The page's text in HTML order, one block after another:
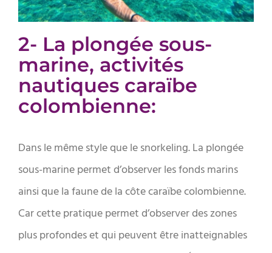
2- La plongée sous-
marine, activités
nautiques caraïbe
colombienne:
Dans le même style que le snorkeling. La plongée
sous-marine permet d’observer les fonds marins
ainsi que la faune de la côte caraïbe colombienne.
Car cette pratique permet d’observer des zones
plus profondes et qui peuvent être inatteignables